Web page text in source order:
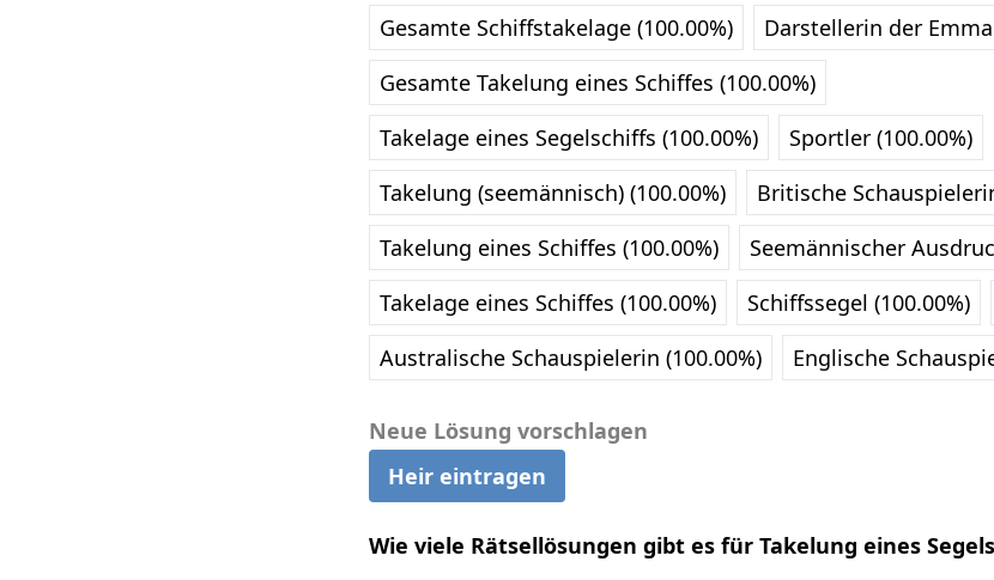
Gesamte Schiffstakelage (100.00%)
Darstellerin der Emma
Gesamte Takelung eines Schiffes (100.00%)
Takelage eines Segelschiffs (100.00%)
Sportler (100.00%)
Takelung (seemännisch) (100.00%)
Britische
Takelung eines Schiffes (100.00%)
Seemännischer
Takelage eines Schiffes (100.00%)
Schiffssegel (100.00%)
Australische Schauspielerin (100.00%)
Englische
Neue Lösung vorschlagen
Heir eintragen
Wie viele Rätsellösungen gibt es für Takelung eines